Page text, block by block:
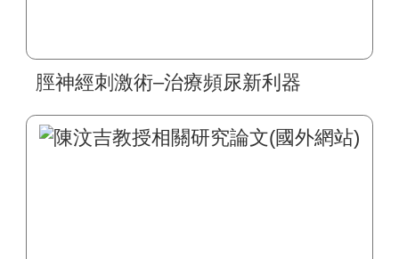
脛神經刺激術–治療頻尿新利器